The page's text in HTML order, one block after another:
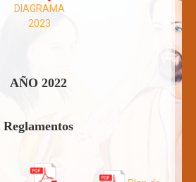
DIAGRAMA
2023
AÑO 2022
Reglamentos